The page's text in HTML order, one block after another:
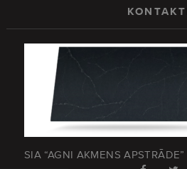
KONTAKTI
SIA “AGNI AKMENS APSTRĀDE”